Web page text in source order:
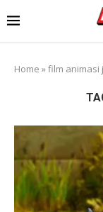
Home »film animasi